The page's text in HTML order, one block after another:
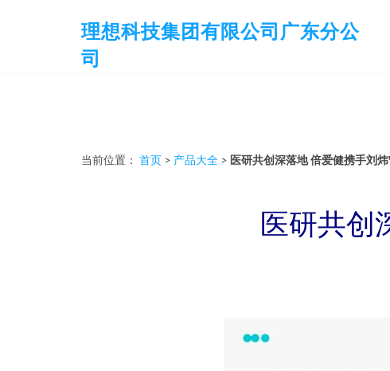
理想科技集团有限公司广东分公
司
当前位置： 首页 > 产品大全 > 医研共创深落地 倍爱健携手刘
医研共创